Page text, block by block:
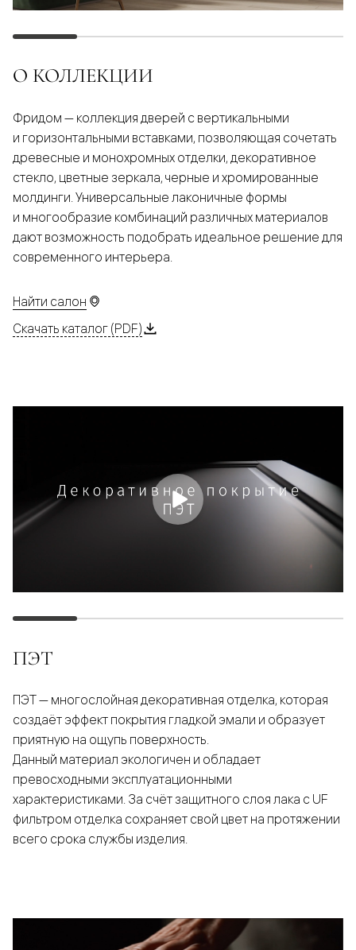
О КОЛЛЕКЦИИ
Фридом — коллекция дверей с вертикальными
и горизонтальными вставками, позволяющая сочетать
древесные и монохромных отделки, декоративное
стекло, цветные зеркала, черные и хромированные
молдинги. Универсальные лаконичные формы
и многообразие комбинаций различных материалов
дают возможность подобрать идеальное решение для
современного интерьера.
Найти салон
Скачать каталог (PDF)
ПЭТ
ПЭТ — многослойная декоративная отделка, которая
создаёт эффект покрытия гладкой эмали и образует
приятную на ощупь поверхность.
Данный материал экологичен и обладает
превосходными эксплуатационными
характеристиками. За счёт защитного слоя лака с UF
фильтром отделка сохраняет свой цвет на протяжении
всего срока службы изделия.